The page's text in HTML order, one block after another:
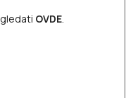
OVDE